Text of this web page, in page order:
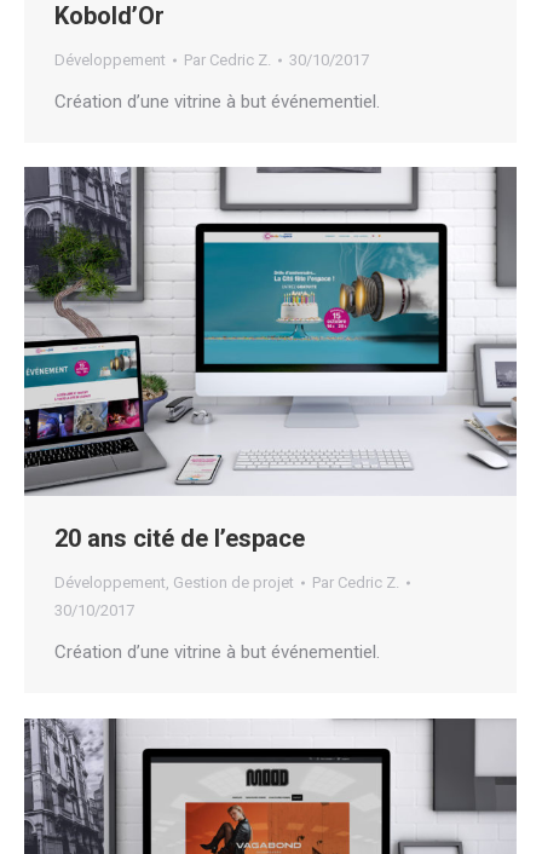
Kobold’Or
Développement Par Cedric Z. 30/10/2017
Création d’une vitrine à but événementiel.
20 ans cité de l’espace
Développement, Gestion de projet Par Cedric Z.
30/10/2017
Création d’une vitrine à but événementiel.